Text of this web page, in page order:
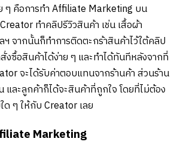
ๆ คือการทำ Affiliate Marketing บน
ทำคลิปรีวิวสินค้า เช่น เสื้อผ้า
ฯ จากนั้นก็ทำการติดตะกร้าสินค้าไว้ใต้คลิป
งซื้อสินค้าได้ง่าย ๆ และทำได้ทันทีหลังจากที่
จะได้รับค่าตอบแทนจากร้านค้า ส่วนร้าน
และลูกค้าก็ได้จะสินค้าที่ถูกใจ โดยที่ไม่ต้อง
ด ๆ ให้กับ Creator เลย
Marketing